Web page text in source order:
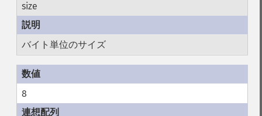
size
バイト単位のサイズ
8